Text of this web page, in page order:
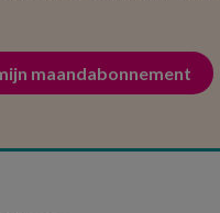
maandabonnement